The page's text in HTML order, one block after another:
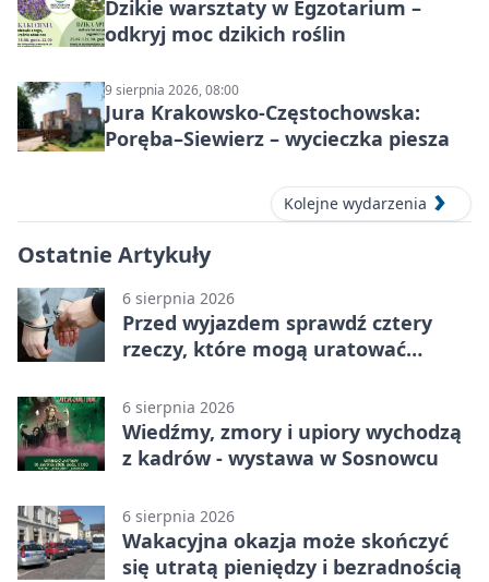
Dzikie warsztaty w Egzotarium –
odkryj moc dzikich roślin
9 sierpnia 2026, 08:00
Jura Krakowsko-Częstochowska:
Poręba–Siewierz – wycieczka piesza
Kolejne wydarzenia
Ostatnie Artykuły
6 sierpnia 2026
Przed wyjazdem sprawdź cztery
rzeczy, które mogą uratować
6 sierpnia 2026
Wiedźmy, zmory i upiory wychodzą
z kadrów - wystawa w Sosnowcu
6 sierpnia 2026
Wakacyjna okazja może skończyć
się utratą pieniędzy i bezradnością